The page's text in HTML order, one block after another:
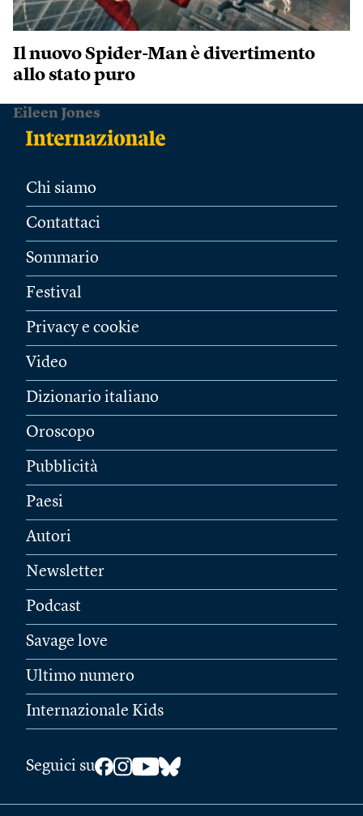
Il nuovo Spider-Man è divertimento
allo stato puro
Eileen Jones
Chi siamo
Contattaci
Sommario
Festival
Privacy e cookie
Video
Dizionario italiano
Oroscopo
Pubblicità
Paesi
Autori
Newsletter
Podcast
Savage love
Ultimo numero
Internazionale Kids
Seguici su